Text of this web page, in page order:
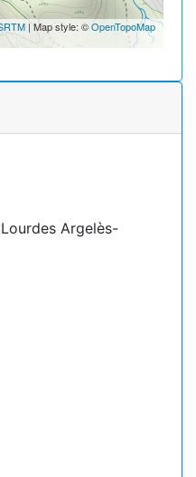
| Map style: ©OpenTopoMap
Argelès-